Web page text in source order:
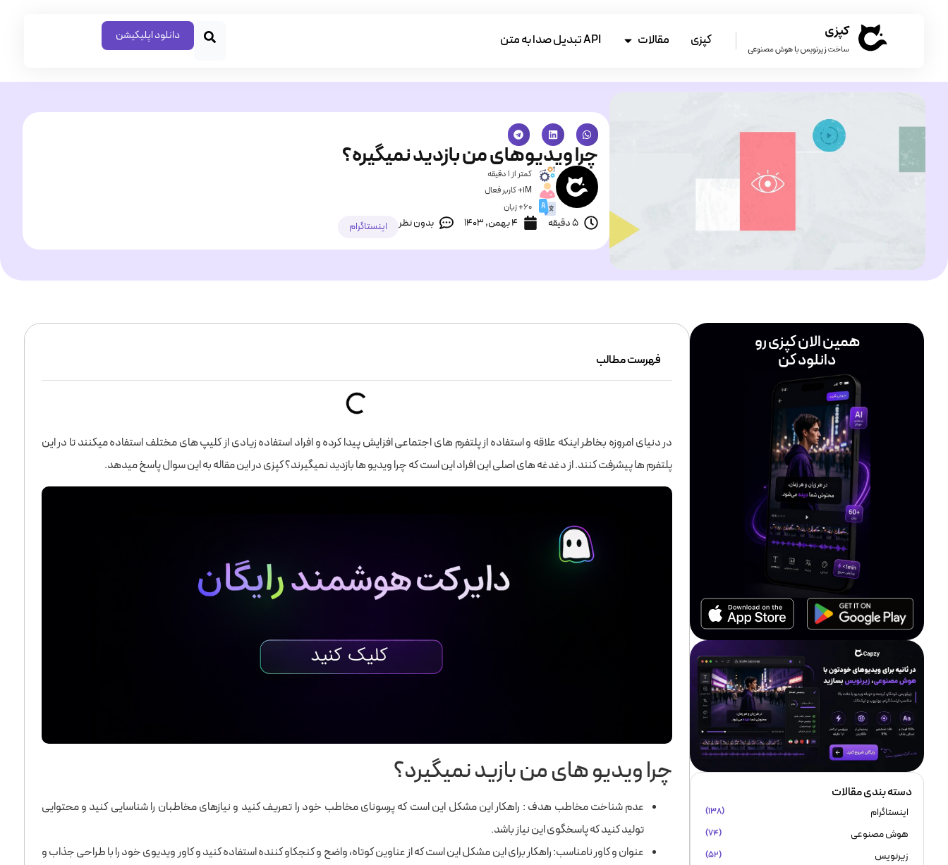
کپزی مقالات API تبدیل صدا به متن دانلود اپلیکیشن
چرا ویدیوهای من بازدید نمیگیره؟
کمتر از 1 دقیقه
1M+ کاربر فعال
60+ زبان
5 دقیقه ۴ بهمن, ۱۴۰۳ بدون نظر اینستاگرام
همین الان کپزی رو
دانلود کن
دسته بندی مقالات
اینستاگرام (۱۳۸)
هوش مصنوعی (۷۴)
زیرنویس (۵۲)
فهرست مطالب
در دنیای امروزه بخاطر اینکه علاقه و استفاده از پلتفرم های اجتماعی افزایش پیدا کرده و افراد استفاده زیادی از کلیپ های مختلف استفاده میکنند تا در این
پلتفرم ها پیشرفت کنند. از دغدغه های اصلی این افراد این است که چرا ویدیو ها بازدید نمیگیرند؟ کپزی در این مقاله به این سوال پاسخ میدهد.
چرا ویدیو های من بازید نمیگیرد؟
عدم شناخت مخاطب هدف : راهکار این مشکل این است که پرسونای مخاطب خود را تعریف کنید و نیازهای مخاطبان را شناسایی کنید و محتوایی
تولید کنید که پاسخگوی این نیاز باشد.
عنوان و کاور نامناسب: راهکار برای این مشکل این است که از عناوین کوتاه، واضح و کنجکاو کننده استفاده کنید و کاور ویدیوی خود را با طراحی جذاب و